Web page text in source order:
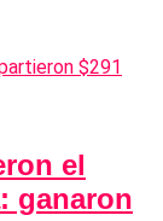
el
ganaron